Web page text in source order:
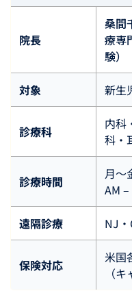
院長
桑間
療専
験）
対象 新生
診療科
内科
科・
診療時間
月〜
AM
遠隔診療 NJ
保険対応
米国
（